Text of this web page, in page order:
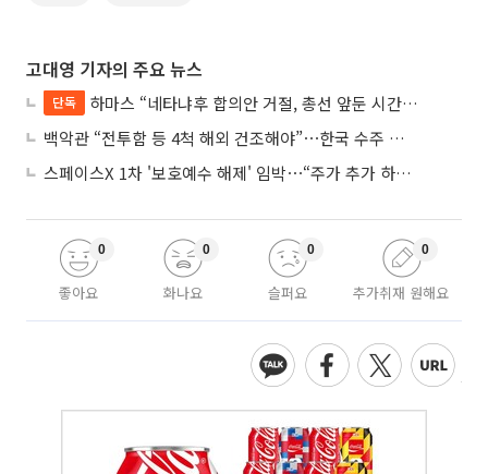
고대영 기자의 주요 뉴스
단독
하마스 “네타냐후 합의안 거절, 총선 앞둔 시간 끌기”
백악관 “전투함 등 4척 해외 건조해야”⋯한국 수주 기대
스페이스X 1차 '보호예수 해제' 임박⋯“주가 추가 하락 가능성”
좋아요
0
화나요
0
슬퍼요
0
추가취재 원해요
0